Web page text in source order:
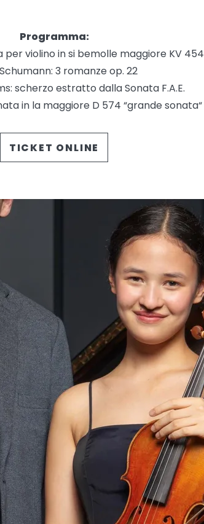
Programma:
per violino in si bemolle maggiore KV 454
3 romanze op. 22
scherzo estratto dalla Sonata F.A.E.
in la maggiore D 574 “grande sonata“
TICKET ONLINE